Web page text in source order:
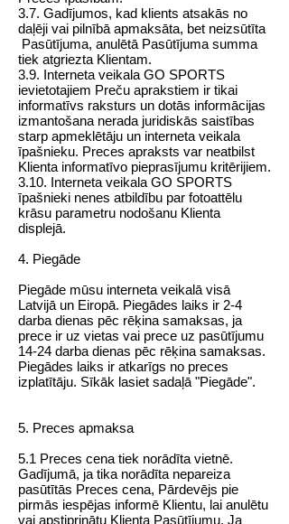
3.7. Gadījumos, kad klients atsakās no
daļēji vai pilnībā apmaksāta, bet neizsūtīta
Pasūtījuma, anulētā Pasūtījuma summa
tiek atgriezta Klientam.
3.9. Interneta veikala GO SPORTS
ievietotajiem Preču aprakstiem ir tikai
informatīvs raksturs un dotās informācijas
izmantošana nerada juridiskās saistības
starp apmeklētāju un interneta veikala
īpašnieku. Preces apraksts var neatbilst
Klienta informatīvo pieprasījumu kritērijiem.
3.10. Interneta veikala GO SPORTS
īpašnieki nenes atbildību par fotoattēlu
krāsu parametru nodošanu Klienta
displejā.
4. Piegāde
Piegāde mūsu interneta veikalā visā
Latvijā un Eiropā. Piegādes laiks ir 2-4
darba dienas pēc rēķina samaksas, ja
prece ir uz vietas vai prece uz pasūtījumu
14-24 darba dienas pēc rēķina samaksas.
Piegādes laiks ir atkarīgs no preces
izplatītāju. Sīkāk lasiet sadaļā "Piegāde".
5. Preces apmaksa
5.1 Preces cena tiek norādīta vietnē.
Gadījumā, ja tika norādīta nepareiza
pasūtītās Preces cena, Pārdevējs pie
pirmās iespējas informē Klientu, lai anulētu
vai apstiprinātu Klienta Pasūtījumu. Ja